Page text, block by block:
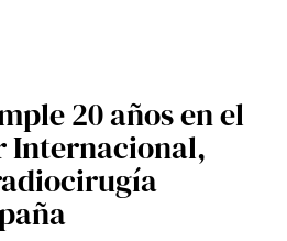
20 años en el
Internacional,